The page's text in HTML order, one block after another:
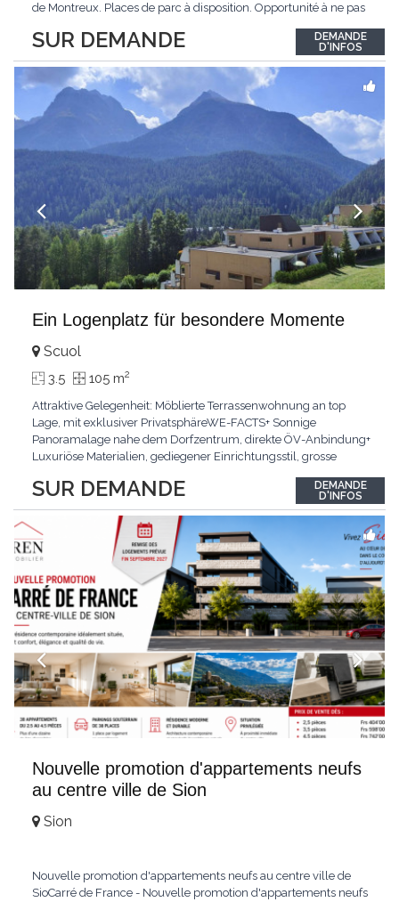
SUR DEMANDE
de Montreux. Places de parc à disposition. Opportunité à ne pas
auf dem Markt, geräumiges Duplex von mehr als 170m2 mit
einer schönen...
DEMANDE
D'INFOS
Ein Logenplatz für besondere Momente
SUR DEMANDE
Scuol
3.5 105 m2
Attraktive Gelegenheit: Möblierte Terrassenwohnung an top
Lage, mit exklusiver PrivatsphäreWE-FACTS+ Sonnige
Panoramalage nahe dem Dorfzentrum, direkte ÖV-Anbindung+
Luxuriöse Materialien, gediegener Einrichtungsstil, grosse
gemeinschaftliche WaschküchePasst für:Geniesser von
Weitblick und gehobenem WohnkomfortDie Wohnung wird
hochwertig
DEMANDE
D'INFOS
Nouvelle promotion d'appartements neufs
au centre ville de Sion
Sion
Nouvelle promotion d'appartements neufs au centre ville de
SioCarré de France - Nouvelle promotion d'appartements neufs